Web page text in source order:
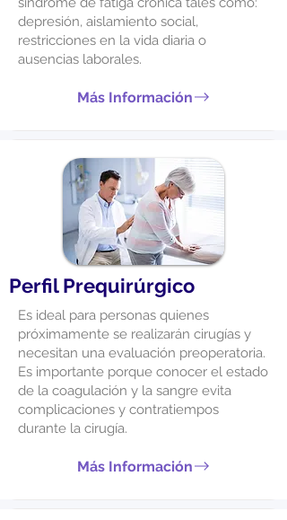
depresión, aislamiento social,
restricciones en la vida diaria o
ausencias laborales.
Más Información
Perfil Prequirúrgico
Es ideal para personas quienes
próximamente se realizarán cirugías y
necesitan una evaluación preoperatoria.
Es importante porque conocer el estado
de la coagulación y la sangre evita
complicaciones y contratiempos
durante la cirugía.
Más Información